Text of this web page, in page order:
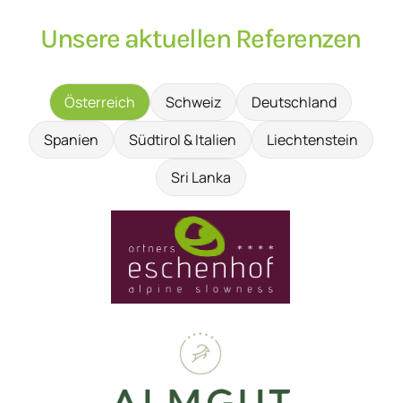
Unsere aktuellen Referenzen
Österreich Schweiz
Deutschland
Spanien
Südtirol & Italien
Liechtenstein
Sri Lanka